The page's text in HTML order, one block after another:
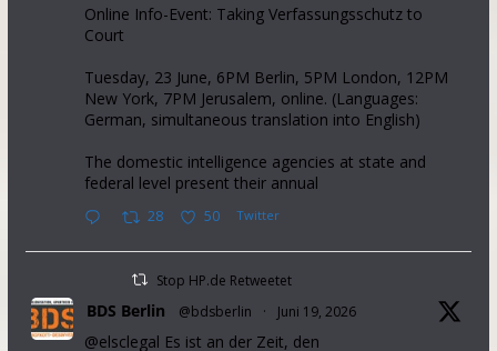
Online Info-Event: Taking Verfassungsschutz to
Court
Tuesday, 23 June, 6PM Berlin, 5PM London, 12PM
New York, 7PM Jerusalem, online. (Languages:
German, simultaneous translation into English)
The domestic intelligence agencies at state and
federal level present their annual
28 50 Twitter
Stop HP.de Retweetet
BDS Berlin @bdsberlin · Juni 19, 2026
@elsclegal Es ist an der Zeit, den